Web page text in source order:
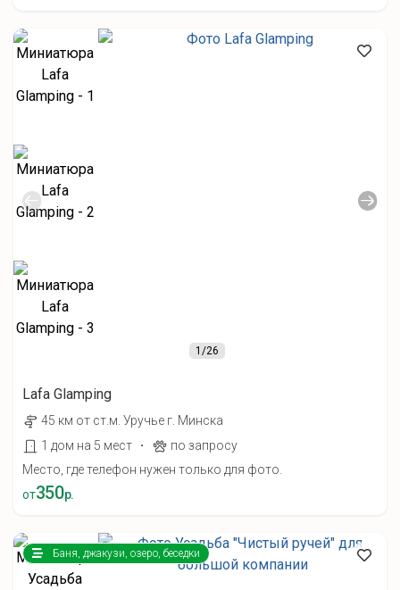
1/26
Lafa Glamping
45 км от ст.м. Уручье г. Минска
1 дом на 5 мест
·
по запросу
Место, где телефон нужен только для фото.
от350р.
Баня, джакузи, озеро, беседки